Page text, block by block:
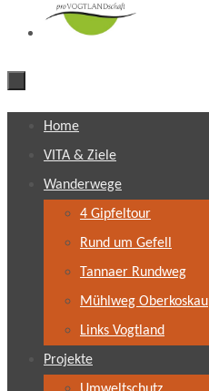
Inhalt
springen
Home
VITA & Ziele
Wanderwege
4 Gipfeltour
Rund um Gefell
Tannaer Rundweg
Mühlweg Oberkoskau
Links Vogtland
Projekte